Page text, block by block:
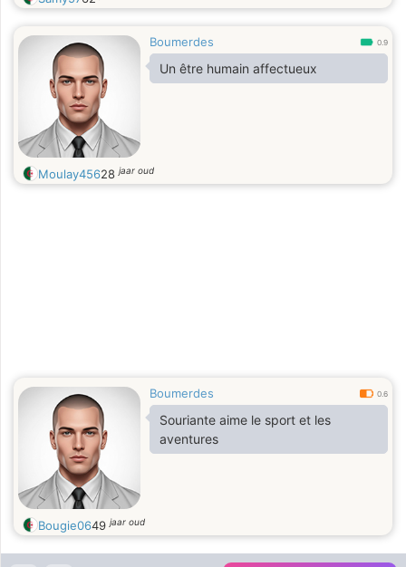
Boumerdes 0.9
Un être humain affectueux
Moulay45628jaar oud
Boumerdes 0.6
Souriante aime le sport et les
aventures
Bougie0649jaar oud